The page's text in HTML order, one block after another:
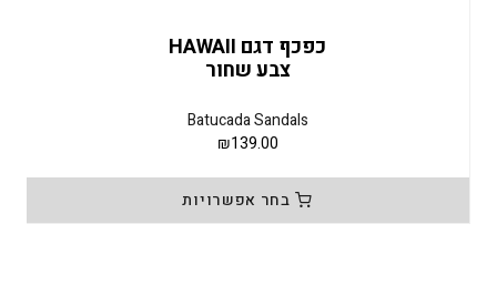
כפכף דגם HAWAII
צבע שחור
Batucada Sandals
₪139.00
בחר אפשרויות